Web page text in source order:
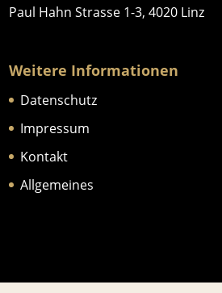
Paul Hahn Strasse 1-3, 4020 Linz
Weitere Informationen
Datenschutz
Impressum
Kontakt
Allgemeines